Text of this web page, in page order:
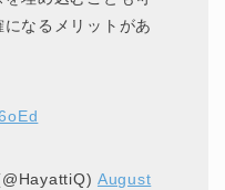
なるメリットがあ
August